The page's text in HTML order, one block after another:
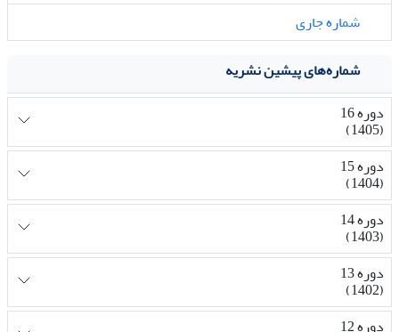
شماره جاری
شماره‌های پیشین نشریه
دوره 16
(1405)
دوره 15
(1404)
دوره 14
(1403)
دوره 13
(1402)
دوره 12